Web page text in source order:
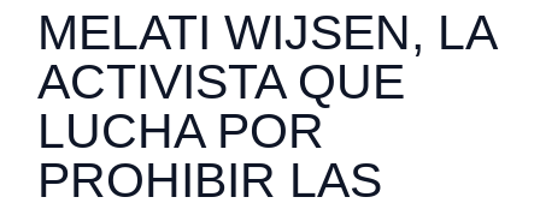
MELATI WIJSEN, LA
ACTIVISTA QUE
LUCHA POR
PROHIBIR LAS